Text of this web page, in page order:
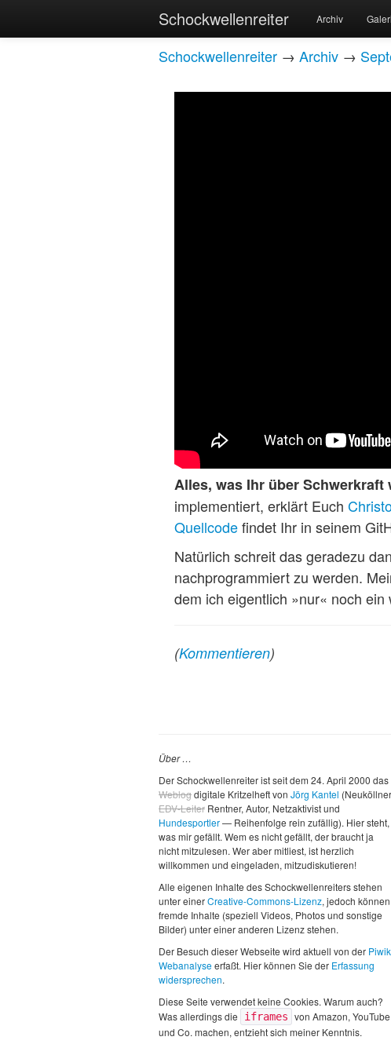
Schockwellenreiter Archiv
Schockwellenreiter → Archiv →
Alles, was Ihr über Schwerkraft
implementiert, erklärt Euch
Quellcodefindet Ihr in seinem
Natürlich schreit das geradezu
nachprogrammiert zu werden.
dem ich eigentlich »nur« noch
(Kommentieren)
Über …
Der Schockwellenreiter ist seit dem 24. April 2000 das
Weblogdigitale Kritzelheft von Jörg Kantel
EDV-Leiter Rentner, Autor, Netzaktivist und
Hundesportler— Reihenfolge rein zufällig). Hier steht,
was mir gefällt. Wem es nicht gefällt, der braucht ja
nicht mitzulesen. Wer aber mitliest, ist herzlich
willkommen und eingeladen, mitzudiskutieren!
Alle eigenen Inhalte des Schockwellenreiters stehen
unter einerCreative-Commons-Lizenz, jedoch können
fremde Inhalte (speziell Videos, Photos und sonstige
Bilder) unter einer anderen Lizenz stehen.
Der Besuch dieser Webseite wird aktuell von der Piwik
Webanalyseerfaßt. Hier können Sie der Erfassung
widersprechen.
Diese Seite verwendet keine Cookies. Warum auch?
Was allerdings die
iframes von Amazon, YouTube
und Co. machen, entzieht sich meiner Kenntnis.